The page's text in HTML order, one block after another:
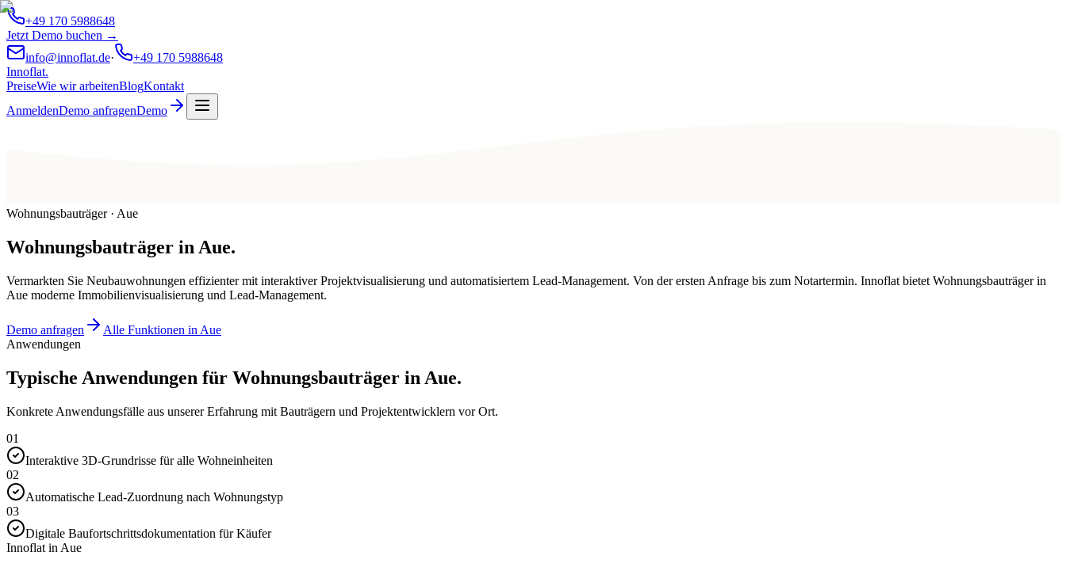
+49 170 5988648
Jetzt Demo buchen →
info@innoflat.de·
+49 170 5988648
Innoflat.
PreiseWie wir arbeitenBlogKontakt
AnmeldenDemo anfragenDemo
Wohnungsbauträger · Aue
Wohnungsbauträger in Aue.
Vermarkten Sie Neubauwohnungen effizienter mit interaktiver Projektvisualisierung und automatisiertem Lead-Management. Von der ersten Anfrage bis zum Notartermin. Innoflat bietet Wohnungsbauträger in
Aue moderne Immobilienvisualisierung und Lead-Management.
Demo anfragen
Alle Funktionen in Aue
Anwendungen
Typische Anwendungen für Wohnungsbauträger in Aue.
Konkrete Anwendungsfälle aus unserer Erfahrung mit Bauträgern und Projektentwicklern vor Ort.
01
Interaktive 3D-Grundrisse für alle Wohneinheiten
02
Automatische Lead-Zuordnung nach Wohnungstyp
03
Digitale Baufortschrittsdokumentation für Käufer
Innoflat in Aue